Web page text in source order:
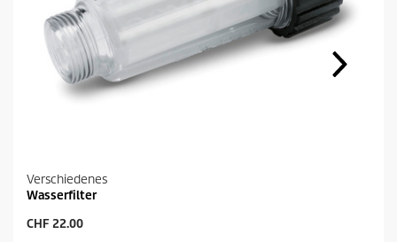
Verschiedenes
Wasserfilter
A
CHF 22.00